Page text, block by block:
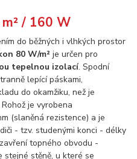
/ 160 W
do běžných i vlhkých prostor
80 W/m² je určen pro
tepelnou izolací. Spodní
lepící páskami,
do okamžiku, než je
je vyrobena
(slaněná rezistence) a je
- tzv. studenými konci - délky
topného obvodu -
stejné stěně, u které se